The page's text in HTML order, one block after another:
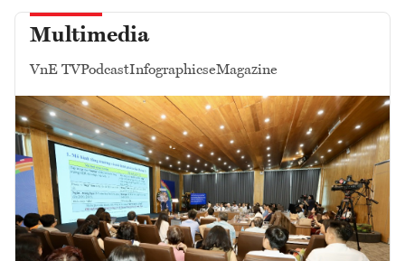
Multimedia
VnE TVPodcastInfographicseMagazine